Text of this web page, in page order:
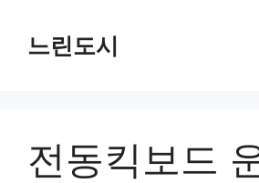
느린도시
전동킥보드